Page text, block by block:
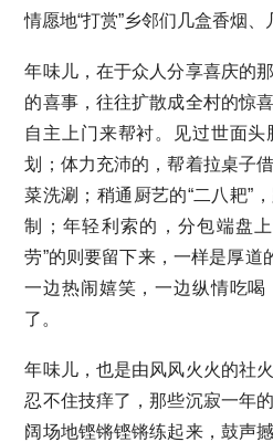
情愿地“打赏”乡邻们几盒香烟、
年味儿，在于众人分享喜庆的
的喜事，往往扩散成全村的惊
自主上门来帮衬。见过世面
划；体力充沛的，帮着拉桌子
菜洗涮；稍通厨艺的“二八耙”
制；年轻利索的，分包端盘
劳”的则要留下来，一样是厚道
一边热闹嬉笑，一边纵情吃
了。
年味儿，也是由风风火火的社
忍不住技痒了，那些沉寂一年
阔场地铿锵铿锵练起来，鼓声